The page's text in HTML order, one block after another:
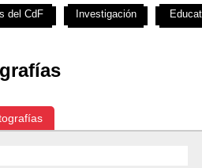
del CdF Investigación